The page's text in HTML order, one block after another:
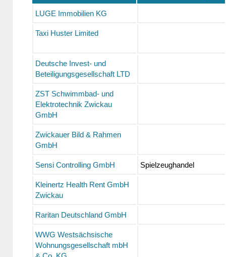
LUGE Immobilien KG
Taxi Huster Limited
Deutsche Invest- und
Beteiligungsgesellschaft LTD
ZST Schwimmbad- und
Elektrotechnik Zwickau
GmbH
Zwickauer Bild & Rahmen
GmbH
Sensi Controlling GmbH Spielzeughandel
Kleinertz Health Rent GmbH
Zwickau
Raritan Deutschland GmbH
WWG Westsächsische
Wohnungsgesellschaft mbH